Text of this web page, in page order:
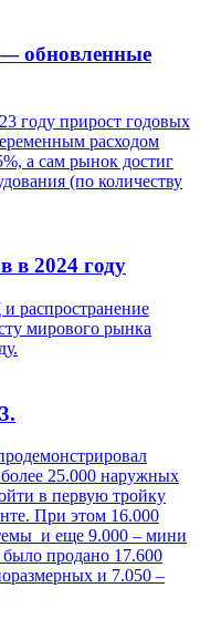
обновленные
году прирост годовых
расходом
а сам рынок достиг
(по количеству
в 2024 году
распространение
мирового рынка
25.000 наружных
в первую тройку
При этом 16.000
и еще 9.000 – мини
продано 17.600
и 7.050 –